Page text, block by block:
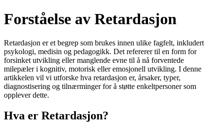
Forståelse av Retardasjon
Retardasjon er et begrep som brukes innen ulike fagfelt, inkludert
psykologi, medisin og pedagogikk. Det refererer til en form for
forsinket utvikling eller manglende evne til å nå forventede
milepæler i kognitiv, motorisk eller emosjonell utvikling. I denne
artikkelen vil vi utforske hva retardasjon er, årsaker, typer,
diagnostisering og tilnærminger for å støtte enkeltpersoner som
opplever dette.
Hva er Retardasjon?